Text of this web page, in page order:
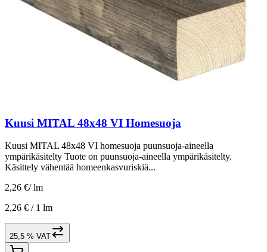
Kuusi MITAL 48x48 VI Homesuoja
Kuusi MITAL 48x48 VI homesuoja puunsuoja-aineella
ympärikäsitelty Tuote on puunsuoja-aineella ympärikäsitelty.
Käsittely vähentää homeenkasvuriskiä...
2,26 €/ lm
2,26 € / 1 lm
25,5 % VAT